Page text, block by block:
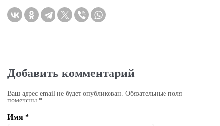
Добавить комментарий
Ваш адрес email не будет опубликован. Обязательные поля
помечены *
Имя *